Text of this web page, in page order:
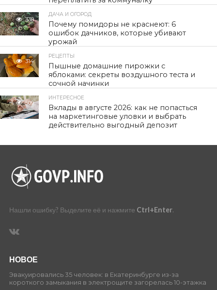
338
ДАЧА И ОГОРОД
Почему помидоры не краснеют: 6
ошибок дачников, которые убивают
урожай
314
РЕЦЕПТЫ
Пышные домашние пирожки с
яблоками: секреты воздушного теста и
сочной начинки
509
ИНТЕРЕСНОЕ
Вклады в августе 2026: как не попасться
на маркетинговые уловки и выбрать
действительно выгодный депозит
Нашли ошибку? Выделите её и нажмите Ctrl+Enter.
НОВОЕ
Эвакуировались 35 человек: в Екатеринбурге из-за
короткого замыкания в электрощите загорелась 10-этажка